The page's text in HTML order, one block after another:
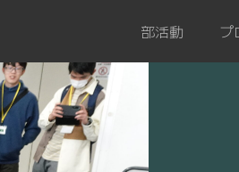
部活動 プ